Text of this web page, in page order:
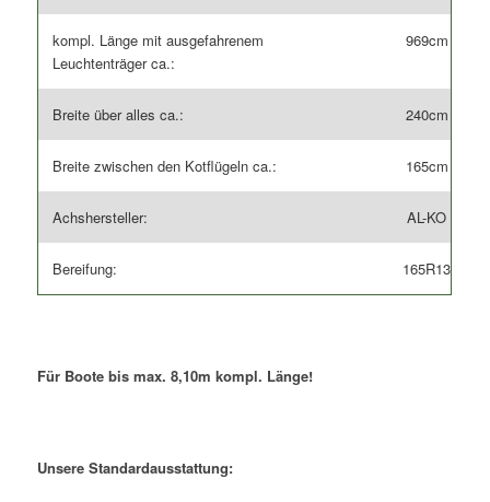
kompl. Länge mit ausgefahrenem
Leuchtenträger ca.:
969cm
Breite über alles ca.: 240cm
Breite zwischen den Kotflügeln ca.: 165cm
Achshersteller: AL-KO
Bereifung: 165R13
Für Boote bis max. 8,10m kompl. Länge!
Unsere Standardausstattung: